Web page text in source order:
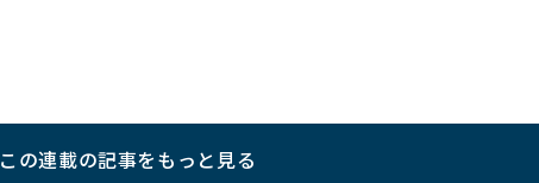
この連載の記事をもっと見る